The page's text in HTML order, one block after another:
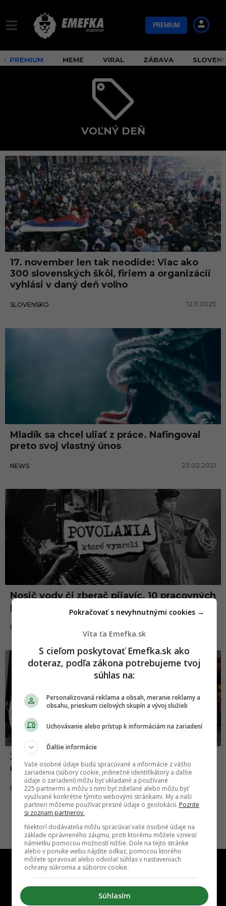
PREMIUM
PREMIUM MEME VIRAL ZÁBAVA
VOĽNÝ DEŇ
v
o
ľ
n
ý
d
e
ň
17. november len tak neodíde: Viac ako
300 slovenských škôl, firiem a organizácií
vyhlási v daný deň voľno
SLOVENSKO 12.11.2025
Mladík sa chcel uliať z práce. Nafingoval
preto svoj vlastný únos
NEWS 23.02.2021
Nosič vody či zberač pijavíc. 10 pracovných
pozícií, ktoré dnes už neexistujú (2. časť)
FAKTY A ZAUJÍMAVOSTI
Zvláštne pracovné pozície, o ktorých by si
nepovedal, že človeka naozaj uživia
FAKTY A ZAUJÍMAVOSTI 30.11.2018
Víta ťa Emefka.sk
S cieľom poskytovať Emefka.sk ako
doteraz, podľa zákona potrebujeme tvoj
súhlas na:
Personalizovaná reklama a obsah, meranie reklamy a
obsahu, prieskum cieľových skupín a vývoj služieb
Uchovávanie alebo prístup k informáciám na zariadení
Ďalšie informácie
Vaše osobné údaje budú spracúvané a informácie z vášho
zariadenia (súbory cookie, jedinečné identifikátory a ďalšie
údaje o zariadení) môžu byť ukladané a používané
225 partnermi a môžu s nimi byť zdieľané alebo môžu byť
využívané konkrétne týmito webovými stránkami. My a naši
partneri môžeme používať presné údaje o geolokácii. Pozrite
si zoznam partnerov.
Niektorí dodávatelia môžu spracúvať vaše osobné údaje na
základe oprávneného záujmu, proti ktorému môžete vzniesť
námietku pomocou možností nižšie. Dole na tejto stránke
alebo v ponuke webu nájdite odkaz, pomocou ktorého
môžete spravovať alebo odvolať súhlas v nastaveniach
ochrany súkromia a súborov cookie.
Súhlasím
Pokračovať s nevyhnutnými cookies →